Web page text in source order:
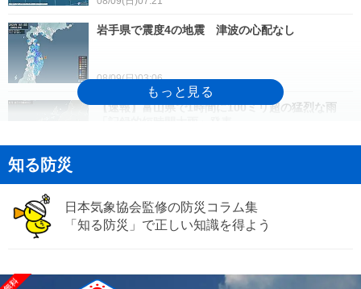
岩手県で震度4の地震 津波の心配なし
08/09(日)03:06
【速報】富山県で1時間に100ミリ超の猛烈な雨
来週は台風15号が北日本直撃か 関東にも影響
熱帯低気圧が次々と発生 2週間天気
08/08(土)18:41
雨 「記録的短時間大雨」発表
知る防災
日本気象協会監修の防災コラム集
「知る防災」で正しい知識を得よう